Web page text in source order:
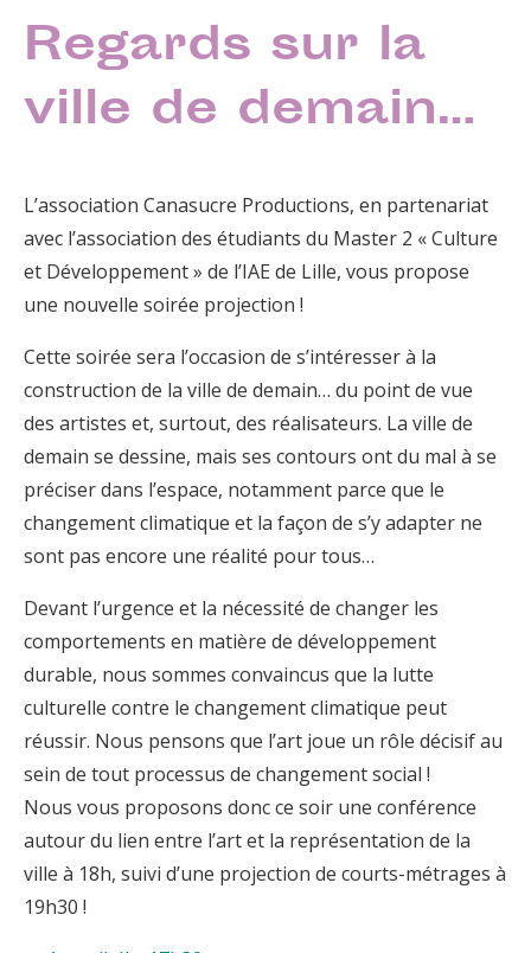
Regards sur la
ville de demain…
L’association Canasucre Productions, en partenariat
avec l’association des étudiants du Master 2 « Culture
et Développement » de l’IAE de Lille, vous propose
une nouvelle soirée projection !
Cette soirée sera l’occasion de s’intéresser à la
construction de la ville de demain… du point de vue
des artistes et, surtout, des réalisateurs. La ville de
demain se dessine, mais ses contours ont du mal à se
préciser dans l’espace, notamment parce que le
changement climatique et la façon de s’y adapter ne
sont pas encore une réalité pour tous…
Devant l’urgence et la nécessité de changer les
comportements en matière de développement
durable, nous sommes convaincus que la lutte
culturelle contre le changement climatique peut
réussir. Nous pensons que l’art joue un rôle décisif au
sein de tout processus de changement social !
Nous vous proposons donc ce soir une conférence
autour du lien entre l’art et la représentation de la
ville à 18h, suivi d’une projection de courts-métrages à
19h30 !